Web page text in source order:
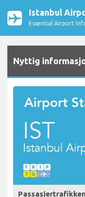
Istanbul
Essential Airport
Nyttig